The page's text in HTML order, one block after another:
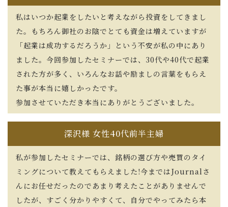
私はいつか起業をしたいと考えながら投資をしてきまし
た。もちろん御社のお陰でとても資金は増えていますが
「起業は成功するだろうか」という不安が私の中にあり
ました。今回参加したセミナーでは、30代や40代で起業
された方が多く、いろんなお話や励ましの言葉をもらえ
た事が本当に嬉しかったです。
参加させていただき本当にありがとうございました。
深沢様 女性40代前半主婦
私が参加したセミナーでは、銘柄の選び方や売買のタイ
ミングについて教えてもらえました!今まではJournalさ
んにお任せだったのであまり考えたことがありませんで
したが、すごく分かりやすくて、自分でやってみたら本